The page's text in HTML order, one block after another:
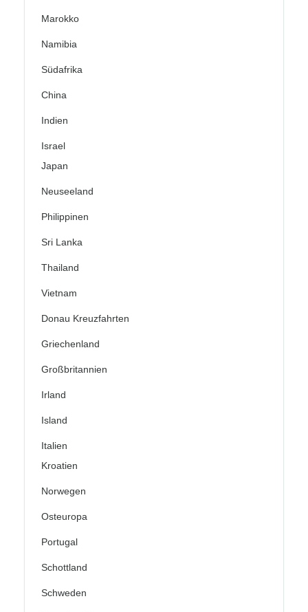
Marokko
Namibia
Südafrika
China
Indien
Israel
Japan
Neuseeland
Philippinen
Sri Lanka
Thailand
Vietnam
Donau Kreuzfahrten
Griechenland
Großbritannien
Irland
Island
Italien
Kroatien
Norwegen
Osteuropa
Portugal
Schottland
Schweden